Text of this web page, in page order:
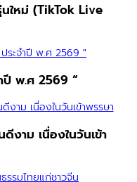
ใหม่ (TikTok Live
ปี พ.ศ 2569 “
งาม เนื่องในวันเข้า